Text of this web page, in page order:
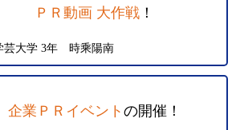
ＰＲ動画 大作戦 ！
芸大学 3年 時乘陽南
企業ＰＲイベント の開催！